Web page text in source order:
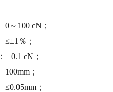
～100 cN；
％；
0.1 cN；
；
；